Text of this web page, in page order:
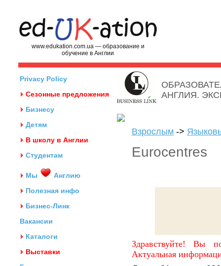
www.edukation.com.ua — образование и
обучение в Англии
Privacy Policy
Сезонные предложения
Бизнесу
Детям
В школу в Англии
Студентам
Мы
Англию
Полезная инфо
Бизнес-Линк
Вакансии
Каталоги
Выставки
АНГЛИЯ.
Взрослым ->
Eurocentrеs
Здравствуйте! Вы
Актуальная